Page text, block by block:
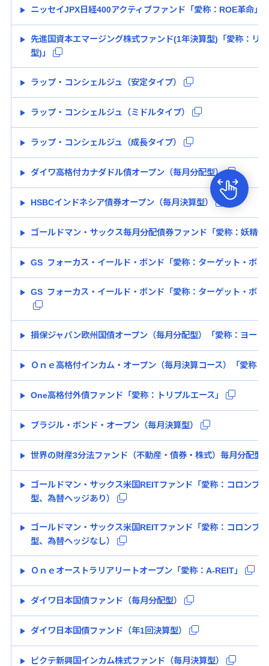
ニッセイJPX日経400アクティブファンド「愛称：ROE革命」
先進国資本エマージング株式ファンド(1年決算型)「愛称：リ
型)」
ラップ・コンシェルジュ（安定タイプ）
ラップ・コンシェルジュ（ミドルタイプ）
ラップ・コンシェルジュ（成長タイプ）
ダイワ高格付カナダドル債オープン（毎月分配型）
HSBCインドネシア債券オープン（毎月決算型）
ゴールドマン・サックス毎月分配債券ファンド「愛称：妖精物
GS フォーカス・イールド・ボンド「愛称：ターゲット・ボン
GS フォーカス・イールド・ボンド「愛称：ターゲット・ボン
損保ジャパン欧州国債オープン（毎月分配型）「愛称：ヨーロ
Ｏｎｅ高格付インカム・オープン（毎月決算コース）「愛称：
One高格付外債ファンド「愛称：トリプルエース」
ブラジル・ボンド・オープン（毎月決算型）
世界の財産3分法ファンド（不動産・債券・株式）毎月分配型
ゴールドマン・サックス米国REITファンド「愛称：コロンブ
型、為替ヘッジあり）
ゴールドマン・サックス米国REITファンド「愛称：コロンブ
型、為替ヘッジなし）
Ｏｎｅオーストラリアリートオープン「愛称：A-REIT」
ダイワ日本国債ファンド（毎月分配型）
ダイワ日本国債ファンド（年1回決算型）
ピクテ新興国インカム株式ファンド（毎月決算型）